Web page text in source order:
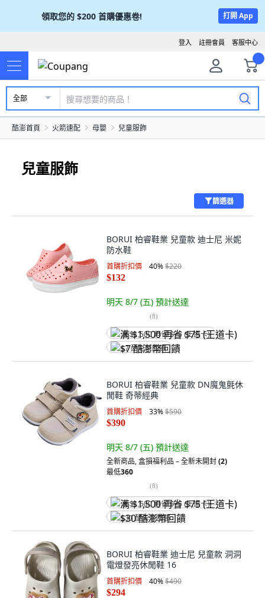
領取您的 $200 首購優惠卷! 打開 App
客服中心
註冊會員
登入
全部
酷澎首頁 火箭速配 母嬰 兒童服飾
兒童服飾
篩選器
BORUI 柏睿鞋業 兒童款 迪士尼 米妮
防水鞋
首購折扣價 40%$220
$132
明天 8/7 (五) 預計送達
(8)
满 $1,500 再省 $75 (王道卡)
$7 酷澎幣回饋
BORUI 柏睿鞋業 兒童款 DN魔鬼氈休
閒鞋 奇蒂經典
首購折扣價 33%$590
$390
明天 8/7 (五) 預計送達
全新商品,盒損福利品 – 全新未開封(2)
最低360
(8)
满 $1,500 再省 $75 (王道卡)
$30 酷澎幣回饋
BORUI 柏睿鞋業 迪士尼 兒童款 洞洞
電燈發亮休閒鞋 16
首購折扣價 40%$490
$294